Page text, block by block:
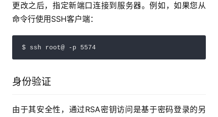
更改之后，指定新端口连接到服务器。例如，如果您从
命令行使用SSH客户端：
$ ssh root@ -p 5574
身份验证
由于其安全性，通过RSA密钥访问是基于密码登录的另